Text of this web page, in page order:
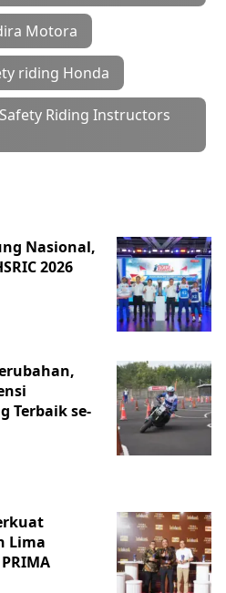
Motora
riding Honda
Riding Instructors
Nasional,
2026
Terbaik se-
Lima